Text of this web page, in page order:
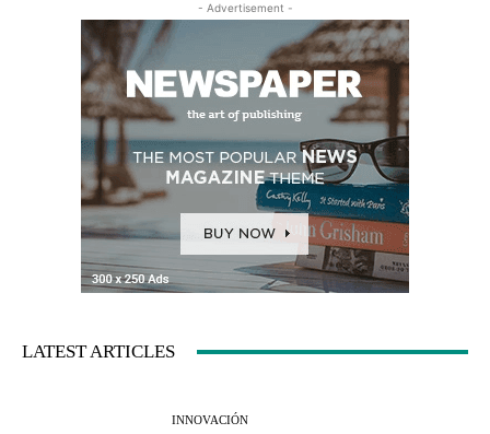
- Advertisement -
LATEST ARTICLES
INNOVACIÓN